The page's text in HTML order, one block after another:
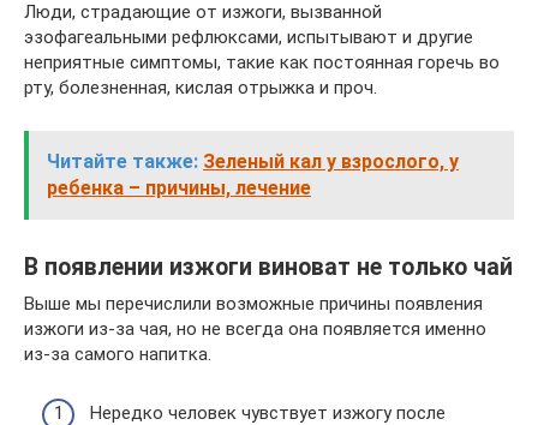
Люди, страдающие от изжоги, вызванной
эзофагеальными рефлюксами, испытывают и другие
неприятные симптомы, такие как постоянная горечь во
рту, болезненная, кислая отрыжка и проч.
Читайте также: Зеленый кал у взрослого, у
ребенка – причины, лечение
В появлении изжоги виноват не только чай
Выше мы перечислили возможные причины появления
изжоги из-за чая, но не всегда она появляется именно
из-за самого напитка.
Нередко человек чувствует изжогу после